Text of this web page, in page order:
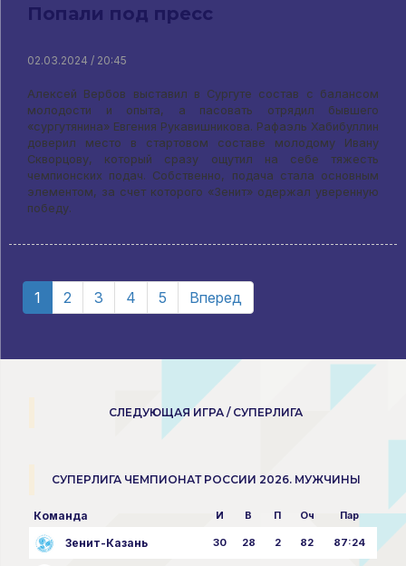
Попали под пресс
02.03.2024 / 20:45
Алексей Вербов выставил в Сургуте состав с балансом
молодости и опыта, а пасовать отрядил бывшего
«сургутянина» Евгения Рукавишникова. Рафаэль Хабибуллин
доверил место в стартовом составе молодому Ивану
Скворцову, который сразу ощутил на себе тяжесть
чемпионских подач. Собственно, подача стала основным
элементом, за счет которого «Зенит» одержал уверенную
победу.
1 2 3 4 5 Вперед
СЛЕДУЮЩАЯ ИГРА / СУПЕРЛИГА
СУПЕРЛИГА ЧЕМПИОНАТ РОССИИ 2026. МУЖЧИНЫ
Команда И В П Оч Пар
Зенит-Казань 30 28 2 82 87:24